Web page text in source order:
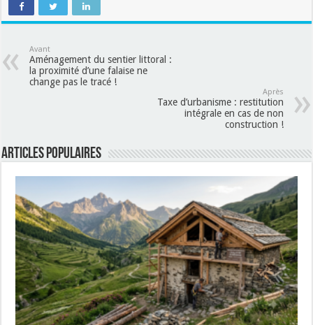
Avant
Aménagement du sentier littoral :
la proximité d’une falaise ne
change pas le tracé !
Après
Taxe d’urbanisme : restitution
intégrale en cas de non
construction !
Articles populaires